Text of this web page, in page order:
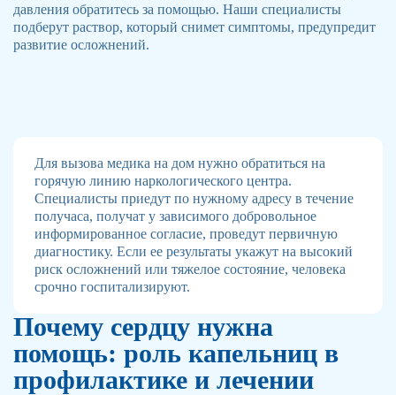
давления обратитесь за помощью. Наши специалисты
подберут раствор, который снимет симптомы, предупредит
развитие осложнений.
Почему сердцу нужна
помощь: роль капельниц в
профилактике и лечении
Для вызова медика на дом нужно обратиться на
горячую линию наркологического центра.
Специалисты приедут по нужному адресу в течение
получаса, получат у зависимого добровольное
информированное согласие, проведут первичную
диагностику. Если ее результаты укажут на высокий
риск осложнений или тяжелое состояние, человека
срочно госпитализируют.